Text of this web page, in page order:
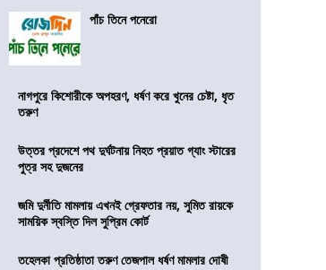
পাঁচ তিনে পনেরো
নাগপুরে কিশোরীকে অপহরণ, ধর্ষণ করে খুনের চেষ্টা, ধৃত
তরুণ
উত্তর প্রদেশে পথ দুর্ঘটনায় নিহত প্রয়াত গ্যাং স্টারের
পুত্র সহ দুজনের
জমি দুর্নীতি মামলায় এখনই গ্রেফতার নয়, সুমিত রায়কে
সাময়িক স্বস্তি দিল সুপ্রিম কোর্ট
তহেলকা প্রতিষ্ঠাতা তরুণ তেজপাল ধর্ষণ মামলার দোষী